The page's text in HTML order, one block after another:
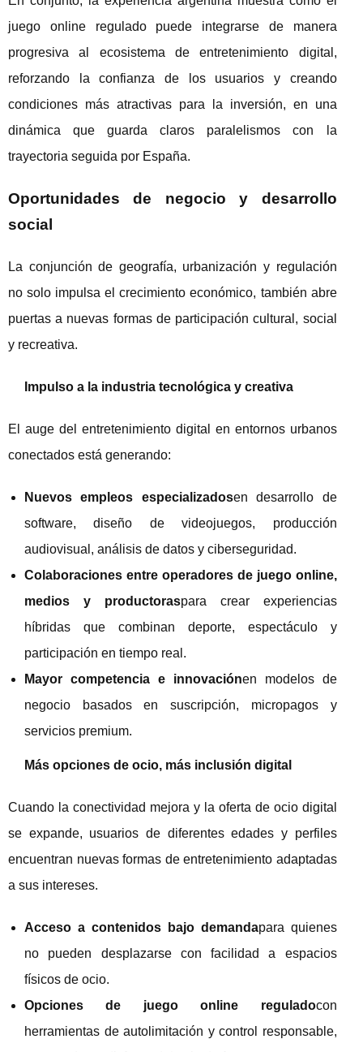
juego online regulado puede integrarse de manera
progresiva al ecosistema de entretenimiento digital,
reforzando la confianza de los usuarios y creando
condiciones más atractivas para la inversión, en una
dinámica que guarda claros paralelismos con la
trayectoria seguida por España.
Oportunidades de negocio y desarrollo
social
La conjunción de geografía, urbanización y regulación
no solo impulsa el crecimiento económico, también abre
puertas a nuevas formas de participación cultural, social
y recreativa.
Impulso a la industria tecnológica y creativa
El auge del entretenimiento digital en entornos urbanos
conectados está generando:
Nuevos empleos especializadosen desarrollo de
software, diseño de videojuegos, producción
audiovisual, análisis de datos y ciberseguridad.
Colaboraciones entre operadores de juego online,
medios y productoraspara crear experiencias
híbridas que combinan deporte, espectáculo y
participación en tiempo real.
Mayor competencia e innovaciónen modelos de
negocio basados en suscripción, micropagos y
servicios premium.
Más opciones de ocio, más inclusión digital
Cuando la conectividad mejora y la oferta de ocio digital
se expande, usuarios de diferentes edades y perfiles
encuentran nuevas formas de entretenimiento adaptadas
a sus intereses.
Acceso a contenidos bajo demandapara quienes
no pueden desplazarse con facilidad a espacios
físicos de ocio.
Opciones de juego online reguladocon
herramientas de autolimitación y control responsable,